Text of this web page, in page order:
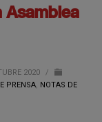
Asamblea
2020
/
PRENSA, NOTAS DE